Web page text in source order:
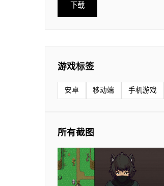
下载
游戏标签
安卓 移动端 手机游戏
所有截图